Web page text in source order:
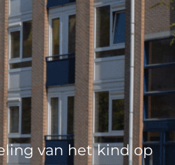
van het kind op